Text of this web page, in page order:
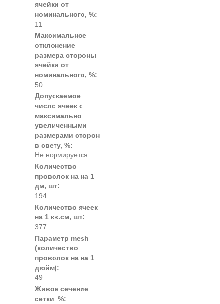
ячейки от
номинального, %:
11
Максимальное
отклонение
размера стороны
ячейки от
номинального, %:
50
Допускаемое
число ячеек с
максимально
увеличенными
размерами сторон
в свету, %:
Не нормируется
Количество
проволок на на 1
дм, шт:
194
Количество ячеек
на 1 кв.см, шт:
377
Параметр mesh
(количество
проволок на на 1
дюйм):
49
Живое сечение
сетки, %: